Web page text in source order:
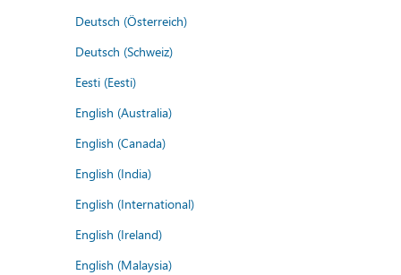
Deutsch (Österreich)
Deutsch (Schweiz)
Eesti (Eesti)
English (Australia)
English (Canada)
English (India)
English (International)
English (Ireland)
English (Malaysia)